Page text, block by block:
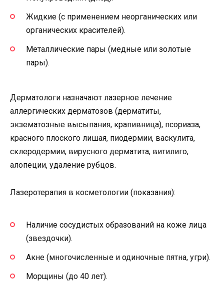
Жидкие (с применением неорганических или
органических красителей).
Металлические пары (медные или золотые
пары).
Дерматологи назначают лазерное лечение
аллергических дерматозов (дерматиты,
экзематозные высыпания, крапивница), псориаза,
красного плоского лишая, пиодермии, васкулита,
склеродермии, вирусного дерматита, витилиго,
алопеции, удаление рубцов.
Лазеротерапия в косметологии (показания):
Наличие сосудистых образований на коже лица
(звездочки).
Акне (многочисленные и одиночные пятна, угри).
Морщины (до 40 лет).